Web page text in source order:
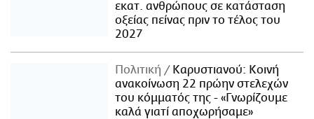
εκατ. ανθρώπους σε κατάσταση
οξείας πείνας πριν το τέλος του
2027
Πολιτική
Καρυστιανού: Κοινή
ανακοίνωση 22 πρώην στελεχών
του κόμματός της - «Γνωρίζουμε
καλά γιατί αποχωρήσαμε»